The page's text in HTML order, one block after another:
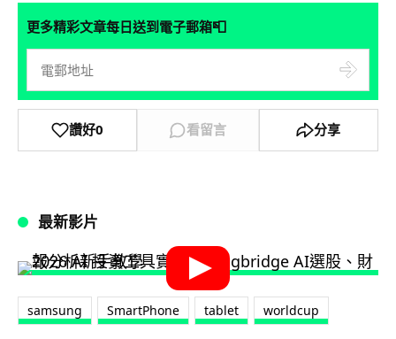
更多精彩文章每日送到電子郵箱📮
讚好0 看留言 分享
最新影片
samsung SmartPhone tablet worldcup